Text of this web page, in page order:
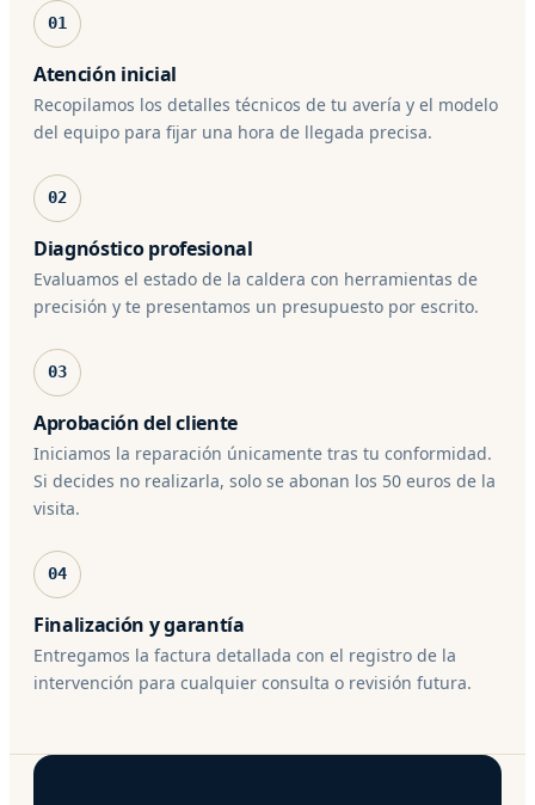
01
Atención inicial
Recopilamos los detalles técnicos de tu avería y el modelo
del equipo para fijar una hora de llegada precisa.
02
Diagnóstico profesional
Evaluamos el estado de la caldera con herramientas de
precisión y te presentamos un presupuesto por escrito.
03
Aprobación del cliente
Iniciamos la reparación únicamente tras tu conformidad.
Si decides no realizarla, solo se abonan los 50 euros de la
visita.
04
Finalización y garantía
Entregamos la factura detallada con el registro de la
intervención para cualquier consulta o revisión futura.